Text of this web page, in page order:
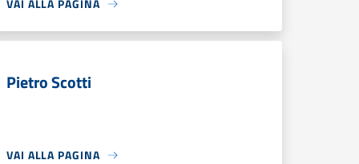
VAI ALLA PAGINA
Pietro Scotti
VAI ALLA PAGINA